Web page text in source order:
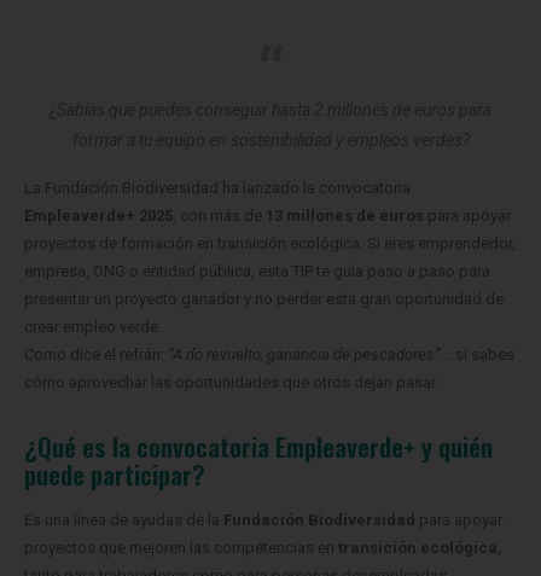
La Fundación Biodiversidad ha lanzado la convocatoria
Empleaverde+ 2025 , con más de 13 millones de euros para apoyar
proyectos de formación en transición ecológica. Si eres emprendedor,
empresa, ONG o entidad pública, esta TIP te guía paso a paso para
presentar un proyecto ganador y no perder esta gran oportunidad de
crear empleo verde.
Como dice el refrán:
“A río revuelto, ganancia de pescadores” … si sabes
cómo aprovechar las oportunidades que otros dejan pasar.
¿Qué es la convocatoria Empleaverde+ y quién
puede participar?
Es una línea de ayudas de la Fundación Biodiversidad para apoyar
proyectos que mejoren las competencias en transición ecológica